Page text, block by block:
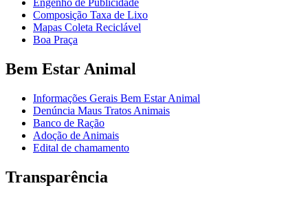
Composição Taxa de Lixo
Mapas Coleta Reciclável
Boa Praça
Bem Estar Animal
Informações Gerais Bem Estar Animal
Denúncia Maus Tratos Animais
Banco de Ração
Adoção de Animais
Edital de chamamento
Transparência